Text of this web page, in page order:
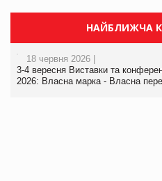
НАЙБЛИЖЧА
18 червня 2026 |
3-4 вересня Виставки та
2026: Власна марка - Власна